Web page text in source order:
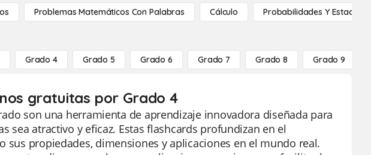
Problemas Matemáticos Con Palabras Cálculo Probabilidades Y
Grado 4 Grado 5 Grado 6 Grado 7 Grado 8 Grado 9
gratuitas por Grado 4
son una herramienta de aprendizaje innovadora diseñada para
sea atractivo y eficaz. Estas flashcards profundizan en el
sus propiedades, dimensiones y aplicaciones en el mundo real.